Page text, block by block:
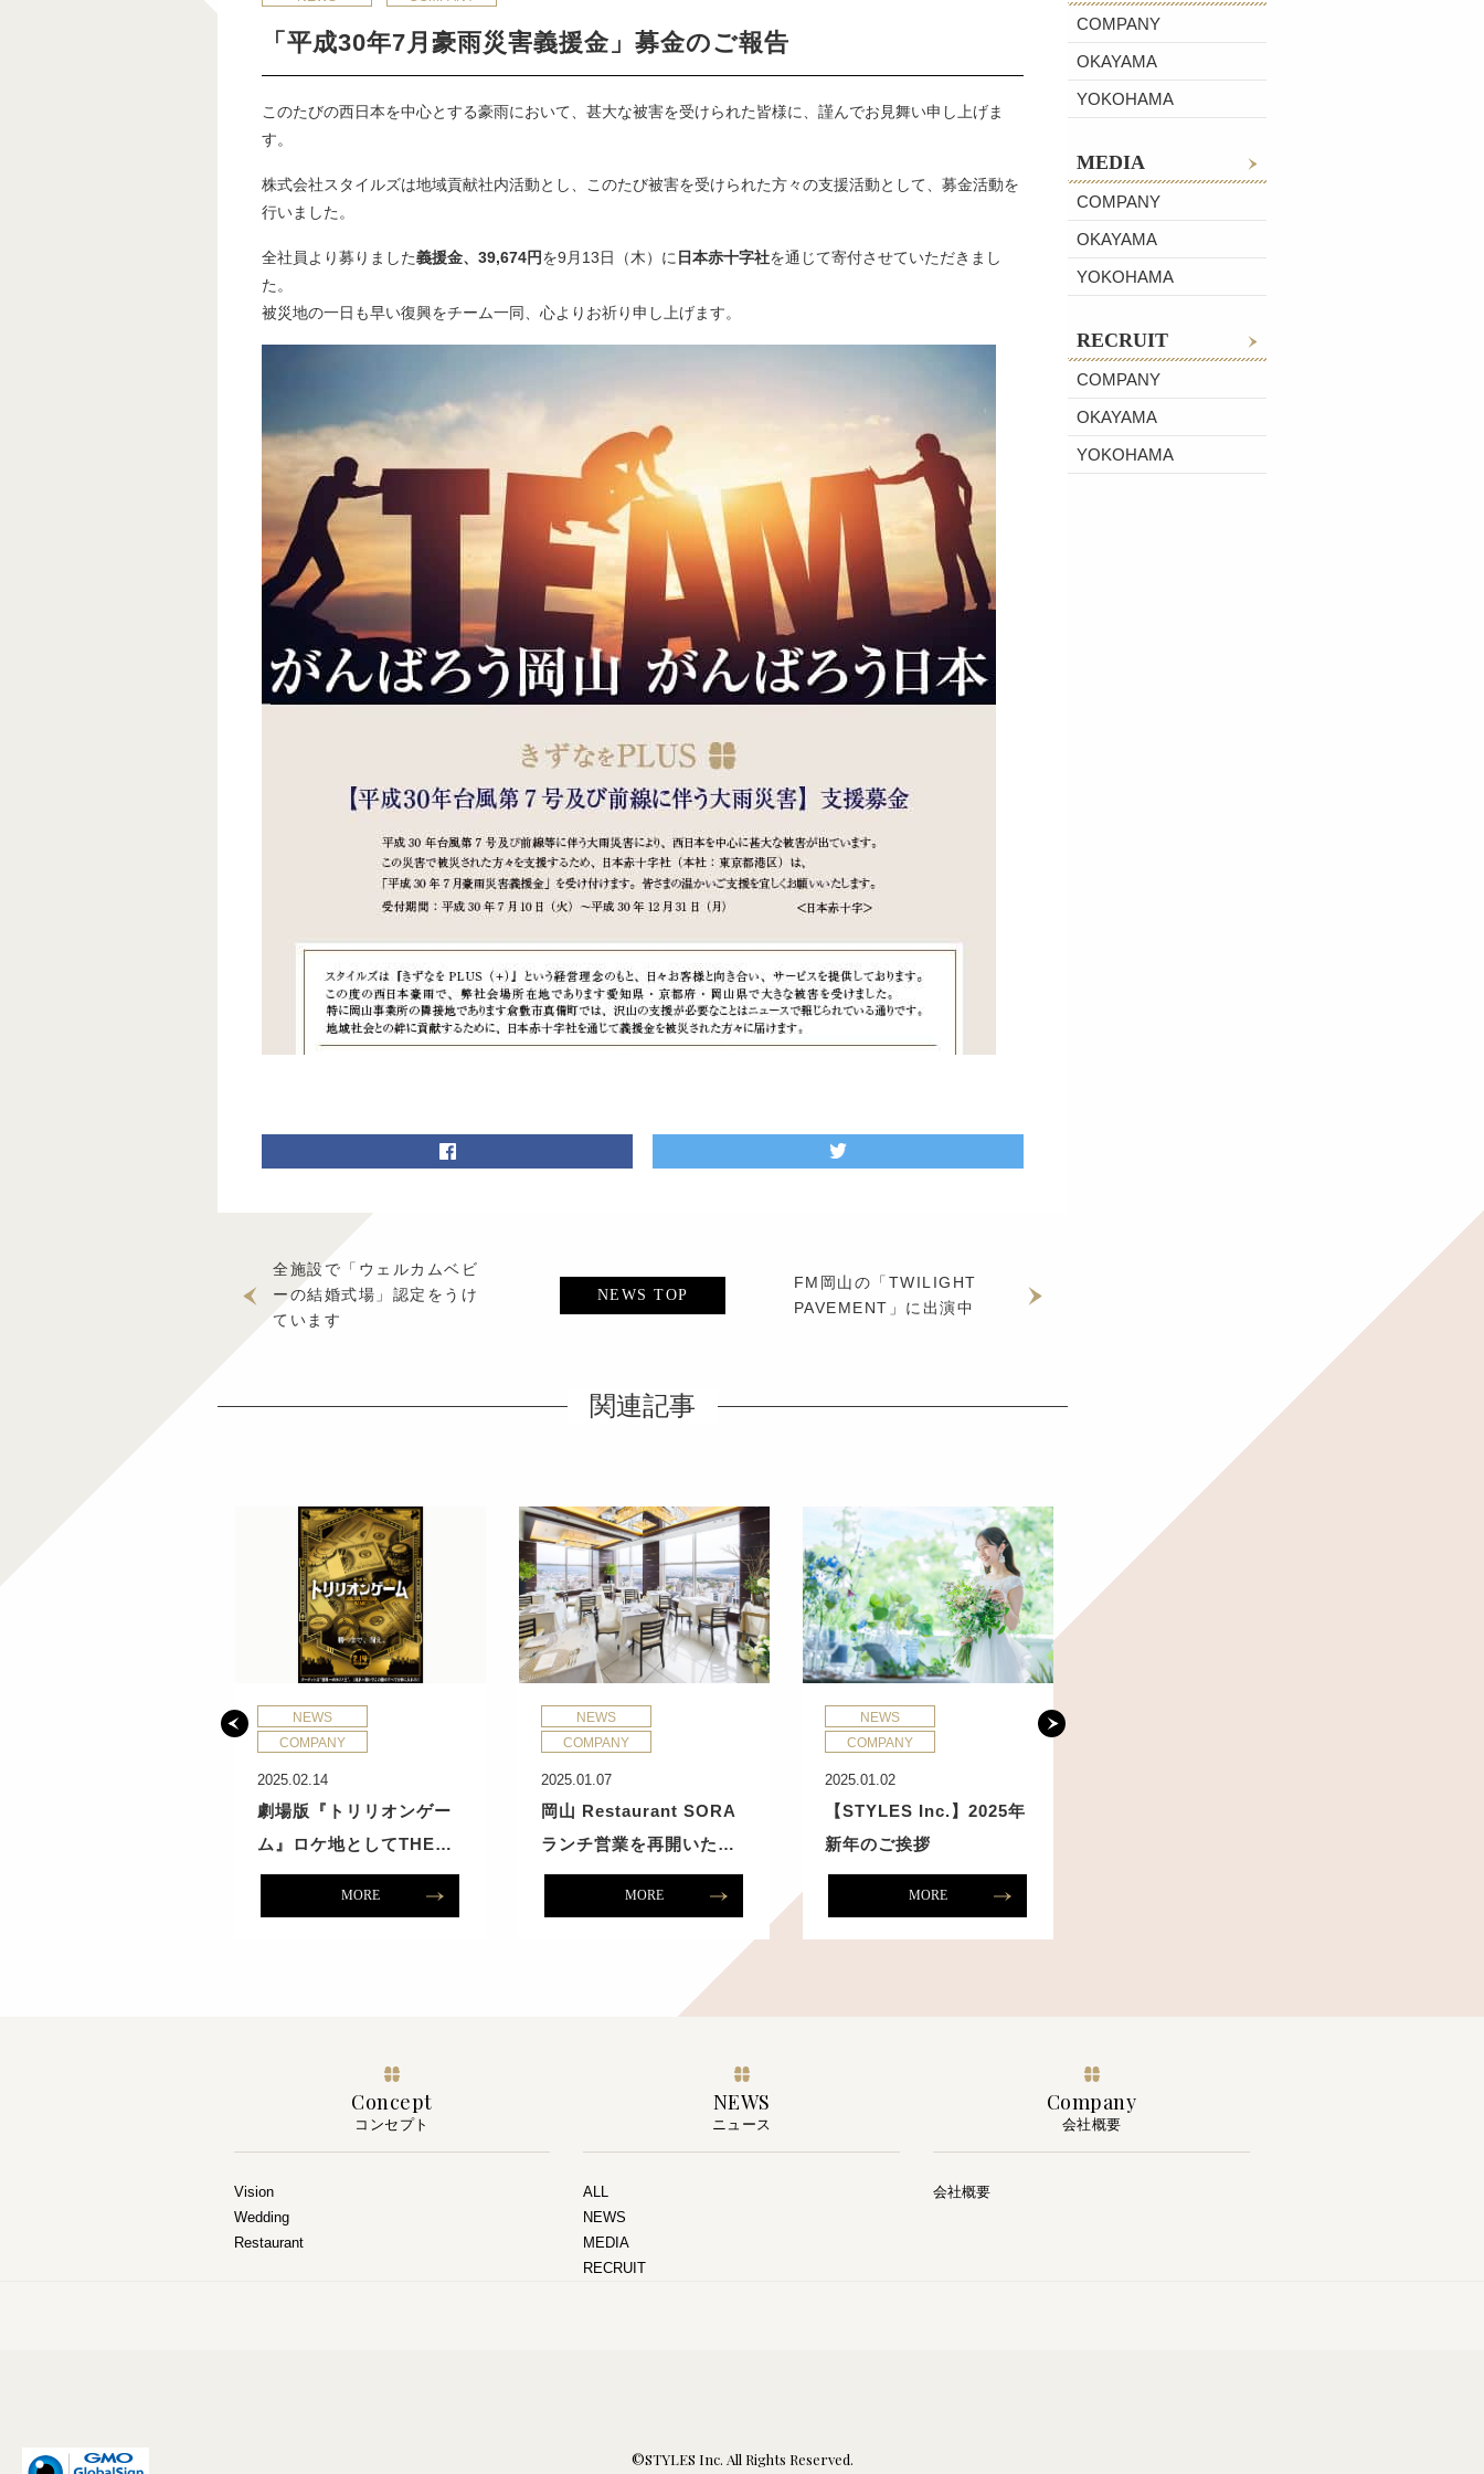
「平成30年7月豪雨災害義援金」募金のご報告
このたびの西日本を中心とする豪雨において、甚大な被害を受けられた皆様に、謹んでお見舞い申し上げま
す。
株式会社スタイルズは地域貢献社内活動とし、このたび被害を受けられた方々の支援活動として、募金活動を
行いました。
全社員より募りました義援金、39,674円を9月13日（木）に 日本赤十字社を通じて寄付させていただきまし
た。
被災地の一日も早い復興をチーム一同、心よりお祈り申し上げます。
全施設で「ウェルカムベビ
ーの結婚式場」認定をうけ
ています
NEWS TOP
FM岡山の「TWILIGHT
PAVEMENT」に出演中
関連記事
NEWS
COMPANY
2025.02.14
劇場版『トリリオンゲー
ム』ロケ地としてTHE…
MORE
NEWS
COMPANY
2025.01.07
岡山 Restaurant SORA
ランチ営業を再開いた…
MORE
NEWS
COMPANY
2025.01.02
【STYLES Inc.】2025年
新年のご挨拶
MORE
COMPANY
OKAYAMA
YOKOHAMA
MEDIA
COMPANY
OKAYAMA
YOKOHAMA
RECRUIT
COMPANY
OKAYAMA
YOKOHAMA
Concept
コンセプト
Vision
Wedding
Restaurant
NEWS
ニュース
ALL
NEWS
MEDIA
RECRUIT
Company
会社概要
会社概要
©STYLES Inc. All Rights Reserved.